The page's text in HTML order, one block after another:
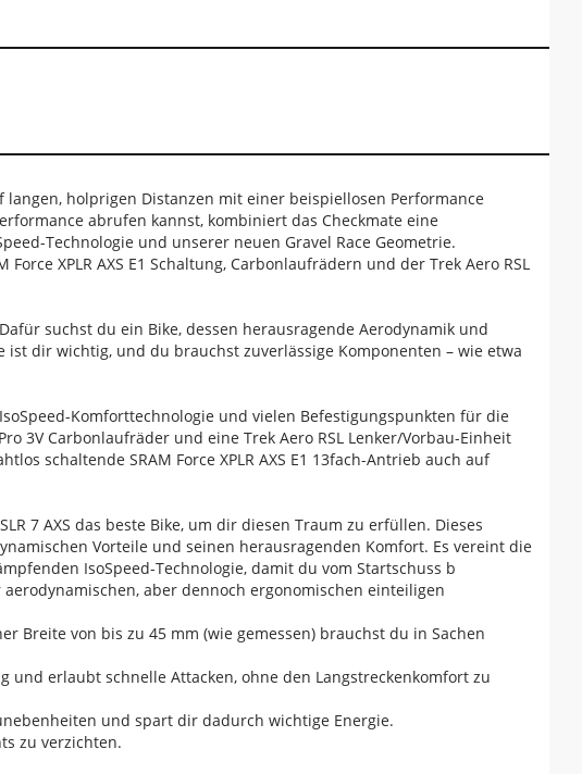
langen, holprigen Distanzen mit einer beispiellosen Performance
abrufen kannst, kombiniert das Checkmate eine
Technologie und unserer neuen Gravel Race Geometrie.
XPLR AXS E1 Schaltung, Carbonlaufrädern und der Trek Aero RSL
suchst du ein Bike, dessen herausragende Aerodynamik und
dir wichtig, und du brauchst zuverlässige Komponenten – wie etwa
Komforttechnologie und vielen Befestigungspunkten für die
3V Carbonlaufräder und eine Trek Aero RSL Lenker/Vorbau-Einheit
schaltende SRAM Force XPLR AXS E1 13fach-Antrieb auch auf
7 AXS das beste Bike, um dir diesen Traum zu erfüllen. Dieses
Vorteile und seinen herausragenden Komfort. Es vereint die
IsoSpeed-Technologie, damit du vom Startschuss b
aber dennoch ergonomischen einteiligen
Breite von bis zu 45 mm (wie gemessen) brauchst du in Sachen
und erlaubt schnelle Attacken, ohne den Langstreckenkomfort zu
und spart dir dadurch wichtige Energie.
zu verzichten.